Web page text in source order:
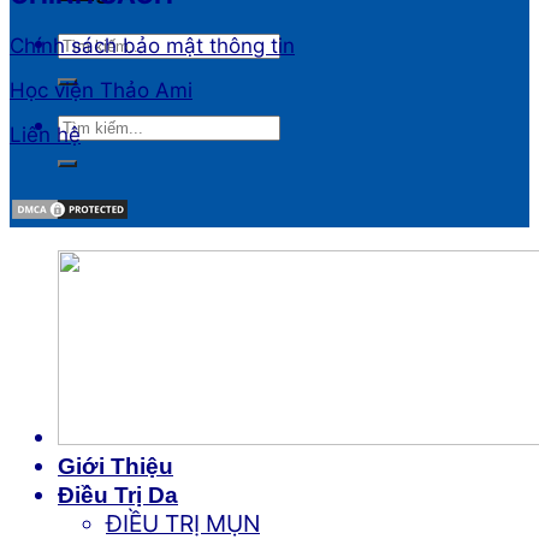
Chính sách bảo mật thông tin
Học viện Thảo Ami
Liên hệ
Giới Thiệu
Điều Trị Da
ĐIỀU TRỊ MỤN